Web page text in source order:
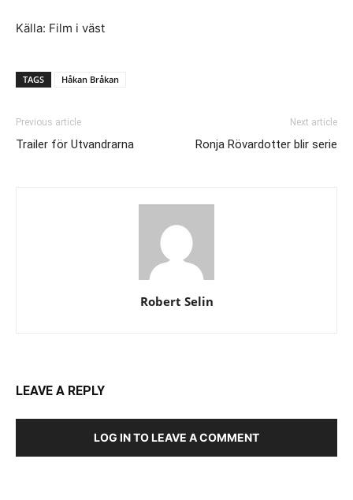
Källa: Film i väst
TAGS Håkan Bråkan
Previous article
Trailer för Utvandrarna
Next article
Ronja Rövardotter blir serie
Robert Selin
LEAVE A REPLY
LOG IN TO LEAVE A COMMENT